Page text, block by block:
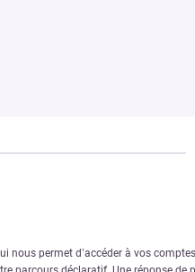
nous permet d’accéder à vos